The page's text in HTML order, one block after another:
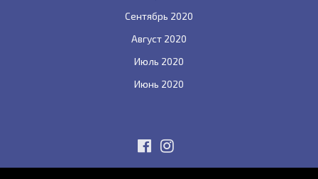
Сентябрь 2020
Август 2020
Июль 2020
Июнь 2020